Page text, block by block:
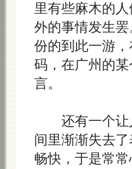
里有些麻木的
外的事情发生
份的到此一游
码，在广州的
言。
还有一个让
间里渐渐失去
畅快，于是常